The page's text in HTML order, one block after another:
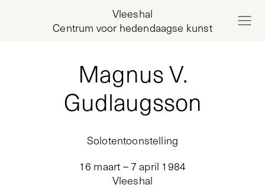
Vleeshal
Centrum voor hedendaagse kunst
Magnus V.
Gudlaugsson
Solotentoonstelling
16 maart – 7 april 1984
Vleeshal